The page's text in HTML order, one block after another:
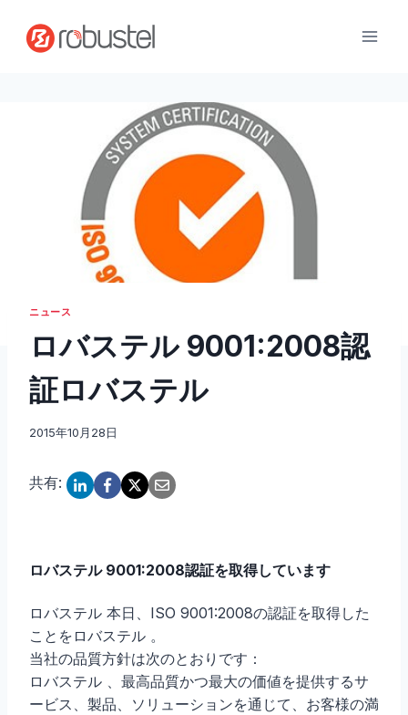
ニュース
ロバステル 9001:2008認
証ロバステル
2015年10月28日
共有:
ロバステル 9001:2008認証を取得しています
ロバステル 本日、ISO 9001:2008の認証を取得した
ことをロバステル 。
当社の品質方針は次のとおりです：
ロバステル 、最高品質かつ最大の価値を提供するサ
ービス、製品、ソリューションを通じて、お客様の満